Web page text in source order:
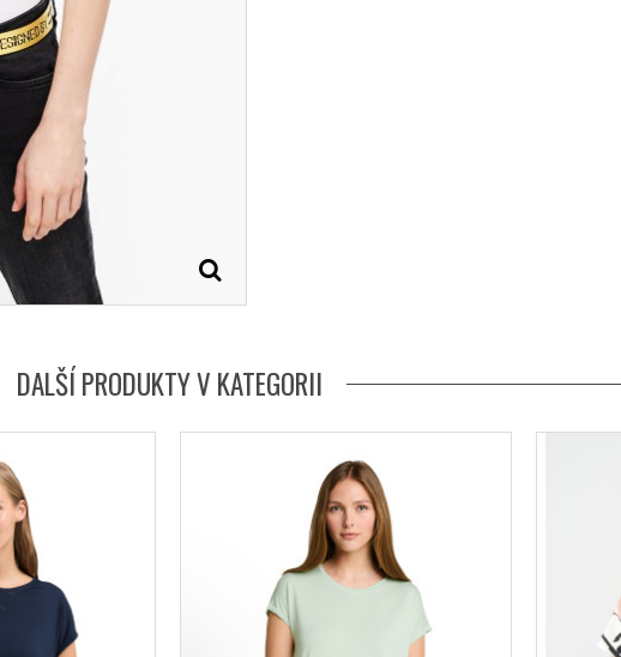
DALŠÍ PRODUKTY V KATEGORII